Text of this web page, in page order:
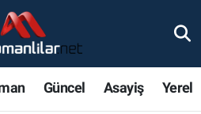
Güncel Asayiş Yerel